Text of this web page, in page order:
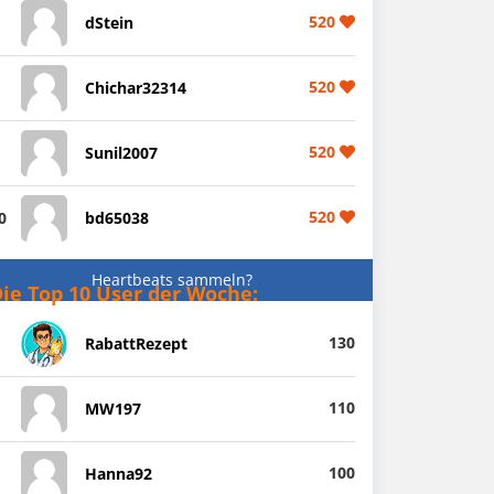
dStein 520
Chichar32314 520
Sunil2007 520
bd65038 520
Heartbeats sammeln?
Top 10 User der Woche:
RabattRezept 130
MW197 110
Hanna92 100